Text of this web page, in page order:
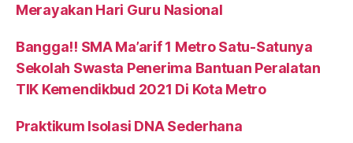
Merayakan Hari Guru Nasional
Bangga!! SMA Ma’arif 1 Metro Satu-Satunya
Sekolah Swasta Penerima Bantuan Peralatan
TIK Kemendikbud 2021 Di Kota Metro
Praktikum Isolasi DNA Sederhana